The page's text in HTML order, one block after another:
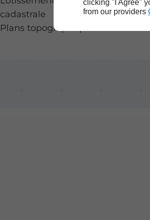
clicking "I Agree"
from our providers
cadastrale
Plans topographiques